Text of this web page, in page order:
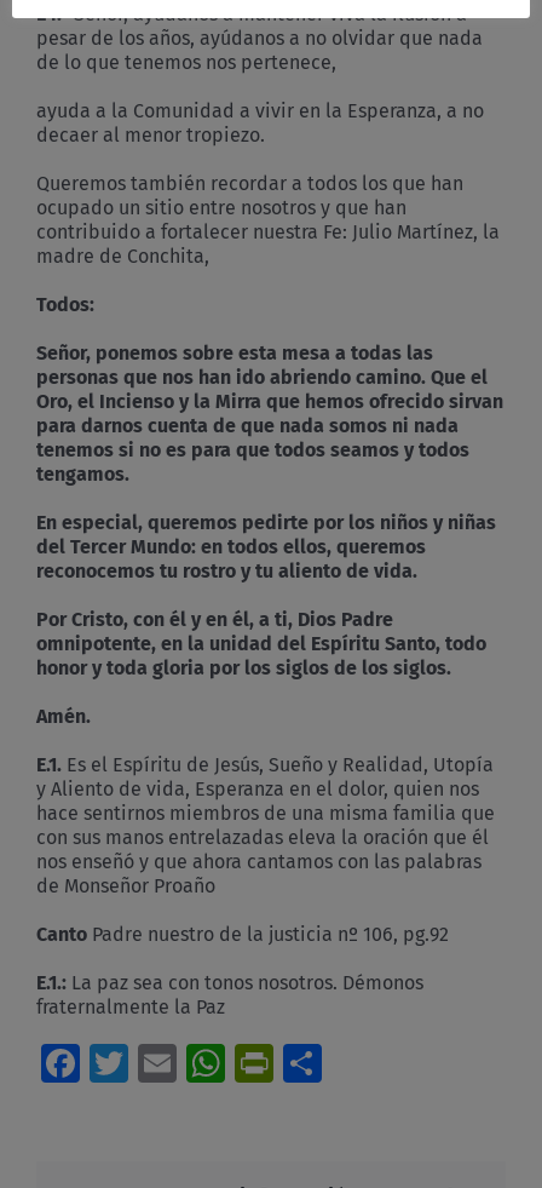
E4.-Señor, ayúdanos a mantener viva la ilusión a
pesar de los años, ayúdanos a no olvidar que nada
de lo que tenemos nos pertenece,
ayuda a la Comunidad a vivir en la Esperanza, a no
decaer al menor tropiezo.
Queremos también recordar a todos los que han
ocupado un sitio entre nosotros y que han
contribuido a fortalecer nuestra Fe: Julio Martínez, la
madre de Conchita,
Todos:
Señor, ponemos sobre esta mesa a todas las
personas que nos han ido abriendo camino. Que el
Oro, el Incienso y la Mirra que hemos ofrecido sirvan
para darnos cuenta de que nada somos ni nada
tenemos si no es para que todos seamos y todos
tengamos.
En especial, queremos pedirte por los niños y niñas
del Tercer Mundo: en todos ellos, queremos
reconocemos tu rostro y tu aliento de vida.
Por Cristo, con él y en él, a ti, Dios Padre
omnipotente, en la unidad del Espíritu Santo, todo
honor y toda gloria por los siglos de los siglos.
Amén.
E.1. Es el Espíritu de Jesús, Sueño y Realidad, Utopía
y Aliento de vida, Esperanza en el dolor, quien nos
hace sentirnos miembros de una misma familia que
con sus manos entrelazadas eleva la oración que él
nos enseñó y que ahora cantamos con las palabras
de Monseñor Proaño
Canto Padre nuestro de la justicia nº 106, pg.92
E.1.: La paz sea con tonos nosotros. Démonos
fraternalmente la Paz
Facebook
Twitter
EmailWhatsApp
PrintFriendly